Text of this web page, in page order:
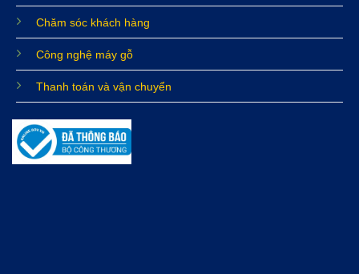
Chăm sóc khách hàng
Công nghệ máy gỗ
Thanh toán và vận chuyển